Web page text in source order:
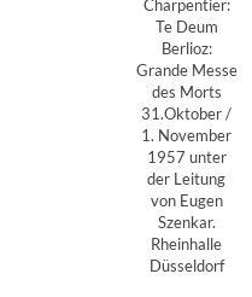
Charpentier:
Te Deum
Berlioz:
Grande Messe
des Morts
31.Oktober /
1. November
1957 unter
der Leitung
von Eugen
Szenkar.
Rheinhalle
Düsseldorf